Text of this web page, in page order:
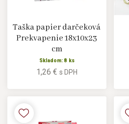
Taška papier darčeková
Prekvapenie 18x10x23
cm
Skladom: 8 ks
1,26 € s DPH